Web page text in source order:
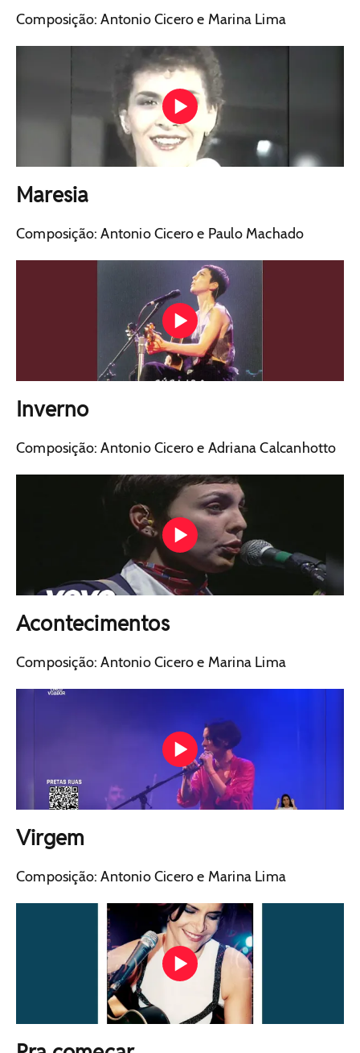
Composição: Antonio Cicero e Marina Lima
Maresia
Composição: Antonio Cicero e Paulo Machado
Inverno
Composição: Antonio Cicero e Adriana Calcanhotto
Acontecimentos
Composição: Antonio Cicero e Marina Lima
Virgem
Composição: Antonio Cicero e Marina Lima